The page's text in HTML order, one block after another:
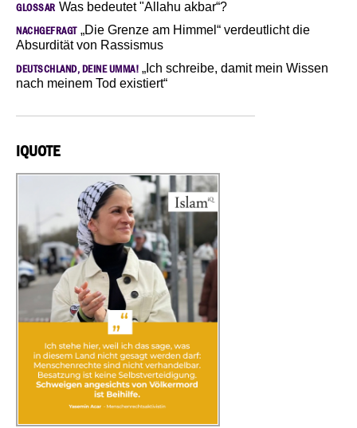
GLOSSAR Was bedeutet "Allahu akbar“?
NACHGEFRAGT„Die Grenze am Himmel“ verdeutlicht die
Absurdität von Rassismus
DEUTSCHLAND, DEINE UMMA! „Ich schreibe, damit mein Wissen
nach meinem Tod existiert“
IQUOTE